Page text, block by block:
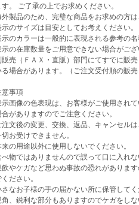
ご了承の上でお求めください。
製品のため、完璧な商品をお求めの方は
のサイズは目安としてお考えください。
のカラーは一般的に表現される参考の名
の在庫数量をご用意できない場合がご
（ＦＡＸ・直販）部門にてすでに販売
合があります。（ご注文受付順の販売
事項
画像の色表現は、お客様がご使用され
ありますのでご注意ください。
文後の変更、交換、返品、キャンセル
受けできません。
の用途以外に使用しないでください。
物ではありませんので誤って口に入れな
やケガなど思わぬ事故の恐れがありま
さい。
なお子様の手の届かない所に保管してく
、鋭利な部分もありますのでケガをしな